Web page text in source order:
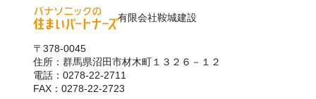
有限会社鞍城建設
〒378-0045
住所：群馬県沼田市材木町１３２６－１２
電話：0278-22-2711
FAX：0278-22-2723